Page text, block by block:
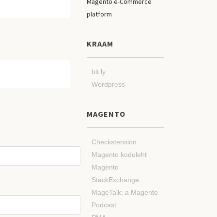
KRAAM
bit.ly
Wordpress
MAGENTO
Checkstension
Magento koduleht
Magento
StackExchange
MageTalk: a Magento
Podcast